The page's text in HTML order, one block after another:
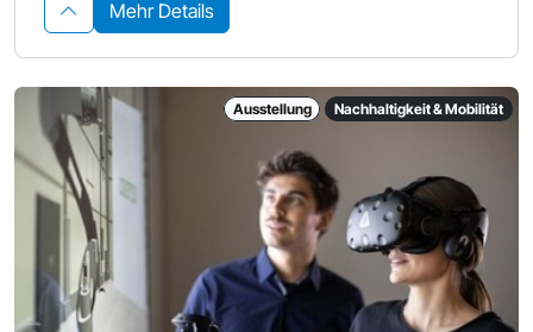
Mehr Details
Ausstellung Nachhaltigkeit & Mobilität